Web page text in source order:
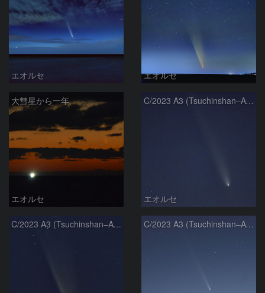
エオルセ エオルセ
大彗星から一年
エオルセ
C/2023 A3 (Tsuchinshan–ATLAS)
エオルセ
C/2023 A3 (Tsuchinshan–ATLAS) C/2023 A3 (Tsuchinshan–ATLAS)